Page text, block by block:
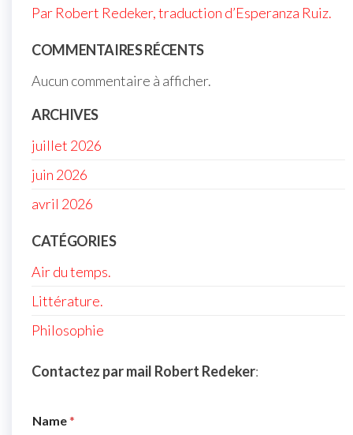
Par Robert Redeker, traduction d’Esperanza Ruiz.
COMMENTAIRES RÉCENTS
Aucun commentaire à afficher.
ARCHIVES
juillet 2026
juin 2026
avril 2026
CATÉGORIES
Air du temps.
Littérature.
Philosophie
Contactez par mail Robert Redeker:
Name*